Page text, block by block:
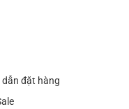
đặt hàng